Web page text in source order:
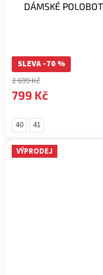
DÁMSKÉ
SLEVA -70 %
2 699 Kč
799 Kč
40 41
VÝPRODEJ